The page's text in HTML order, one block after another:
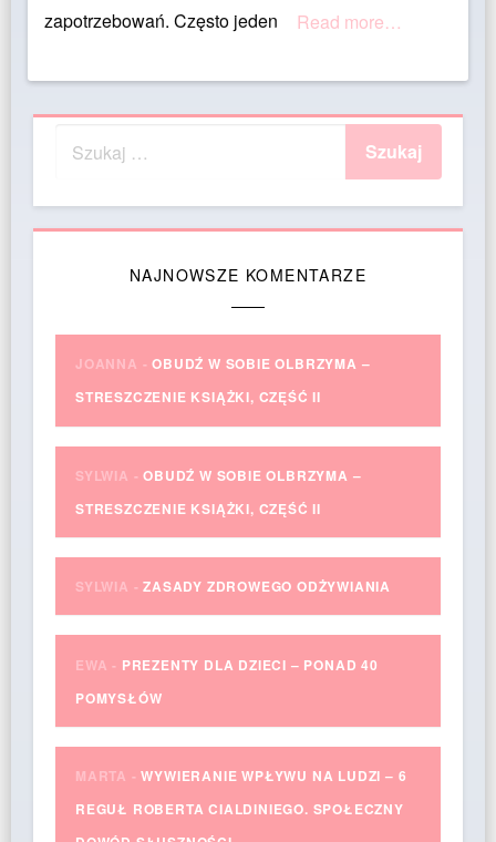
zapotrzebowań. Często jeden
Read more…
NAJNOWSZE KOMENTARZE
JOANNA -OBUDŹ W SOBIE OLBRZYMA –
STRESZCZENIE KSIĄŻKI, CZĘŚĆ II
SYLWIA -OBUDŹ W SOBIE OLBRZYMA –
STRESZCZENIE KSIĄŻKI, CZĘŚĆ II
SYLWIA -ZASADY ZDROWEGO ODŻYWIANIA
EWA - PREZENTY DLA DZIECI – PONAD 40
POMYSŁÓW
MARTA -WYWIERANIE WPŁYWU NA LUDZI – 6
REGUŁ ROBERTA CIALDINIEGO. SPOŁECZNY